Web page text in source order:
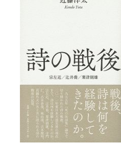
ご注文方法
お問い合わせ
書肆子午線について